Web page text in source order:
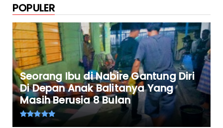
POPULER
Seorang Ibu di Nabire Gantung Diri
Di Depan Anak Balitanya Yang
Masih Berusia 8 Bulan